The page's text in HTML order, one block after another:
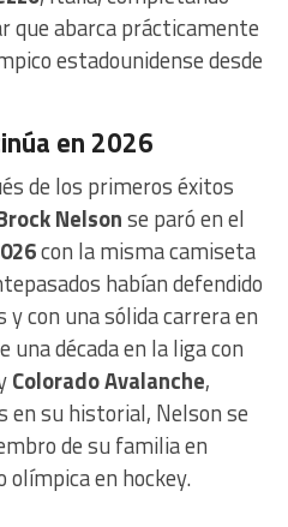
que abarca prácticamente
estadounidense desde
en 2026
de los primeros éxitos
Nelsonse paró en el
con la misma camiseta
habían defendido
con una sólida carrera en
una década en la liga con
Colorado Avalanche,
en su historial, Nelson se
de su familia en
olímpica en hockey.